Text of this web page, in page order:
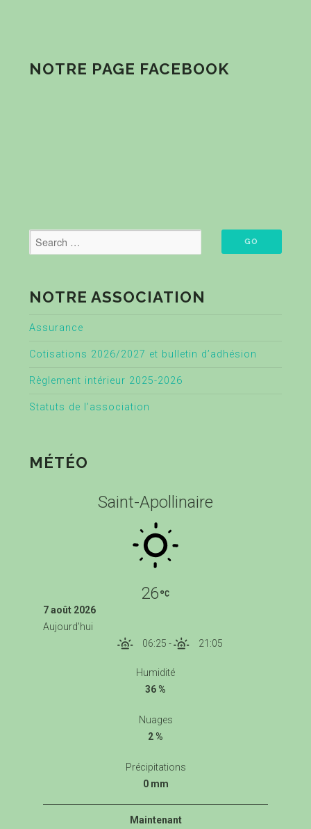
NOTRE PAGE FACEBOOK
NOTRE ASSOCIATION
Assurance
Cotisations 2026/2027 et bulletin d’adhésion
Règlement intérieur 2025-2026
Statuts de l’association
MÉTÉO
Saint-Apollinaire
26
7 août 2026
Aujourd'hui
06:25 - 21:05
Humidité
36 %
Nuages
2 %
Précipitations
0 mm
Maintenant